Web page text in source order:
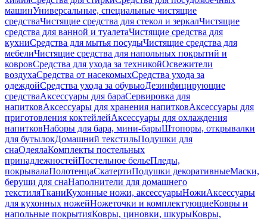
машинУниверсальные, специальные чистящие
средстваЧистящие средства для стекол и зеркалЧистящие
средства для ванной и туалетаЧистящие средства для
кухниСредства для мытья посудыЧистящие средства для
мебелиЧистящие средства для напольных покрытий и
ковровСредства для ухода за техникойОсвежители
воздухаСредства от насекомыхСредства ухода за
одеждойСредства ухода за обувьюДезинфицирующие
средстваАксессуары для бараСервировка для
напитковАксессуары для хранения напитковАксессуары для
приготовления коктейлейАксессуары для охлаждения
напитковНаборы для бара, мини-барыШтопоры, открывалки
для бутылокДомашний текстильПодушки для
снаОдеялаКомплекты постельных
принадлежностейПостельное бельеПледы,
покрывалаПолотенцаСкатертиПодушки декоративныеМаски,
беруши для снаНаполнители для домашнего
текстиляТканиКухонные ножи, аксессуарыНожиАксессуары
для кухонных ножейНожеточки и комплектующиеКовры и
напольные покрытияКовры, циновки, шкурыКовры,